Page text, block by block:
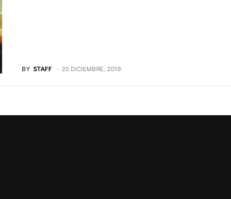
BY STAFF 20 DICIEMBRE, 2019